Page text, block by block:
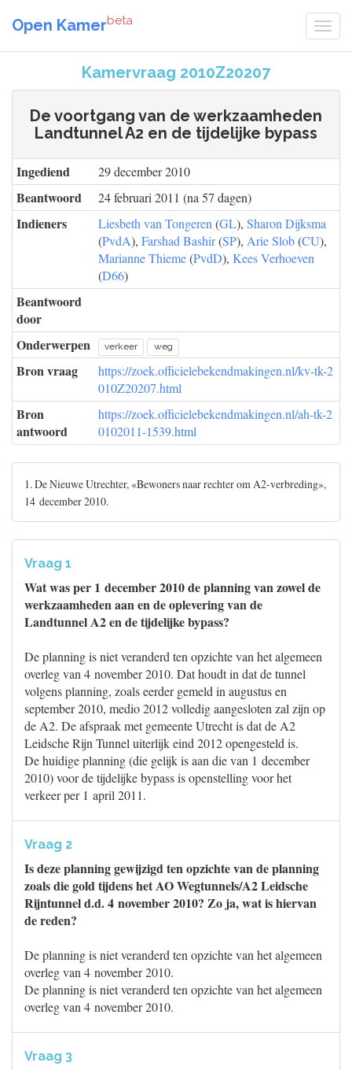
Open Kamerbeta
Kamervraag 2010Z20207
De voortgang van de werkzaamheden
Landtunnel A2 en de tijdelijke bypass
Ingediend 29 december 2010
Beantwoord 24 februari 2011 (na 57 dagen)
Indieners Liesbeth van Tongeren (GL), Sharon Dijksma
(PvdA), Farshad Bashir(SP), Arie Slob(CU),
Marianne Thieme(PvdD), Kees Verhoeven
(D66)
Beantwoord
door
Onderwerpen
verkeer weg
Bron vraag
https://zoek.officielebekendmakingen.nl/kv-tk-2
010Z20207.html
Bron
antwoord
https://zoek.officielebekendmakingen.nl/ah-tk-2
0102011-1539.html
1. De Nieuwe Utrechter, «Bewoners naar rechter om A2-verbreding»,
14 december 2010.
Vraag 1
Wat was per 1 december 2010 de planning van zowel de
werkzaamheden aan en de oplevering van de
Landtunnel A2 en de tijdelijke bypass?
De planning is niet veranderd ten opzichte van het algemeen
overleg van 4 november 2010. Dat houdt in dat de tunnel
volgens planning, zoals eerder gemeld in augustus en
september 2010, medio 2012 volledig aangesloten zal zijn op
de A2. De afspraak met gemeente Utrecht is dat de A2
Leidsche Rijn Tunnel uiterlijk eind 2012 opengesteld is.
De huidige planning (die gelijk is aan die van 1 december
2010) voor de tijdelijke bypass is openstelling voor het
verkeer per 1 april 2011.
Vraag 2
Is deze planning gewijzigd ten opzichte van de planning
zoals die gold tijdens het AO Wegtunnels/A2 Leidsche
Rijntunnel d.d. 4 november 2010? Zo ja, wat is hiervan
de reden?
De planning is niet veranderd ten opzichte van het algemeen
overleg van 4 november 2010.
De planning is niet veranderd ten opzichte van het algemeen
overleg van 4 november 2010.
Vraag 3